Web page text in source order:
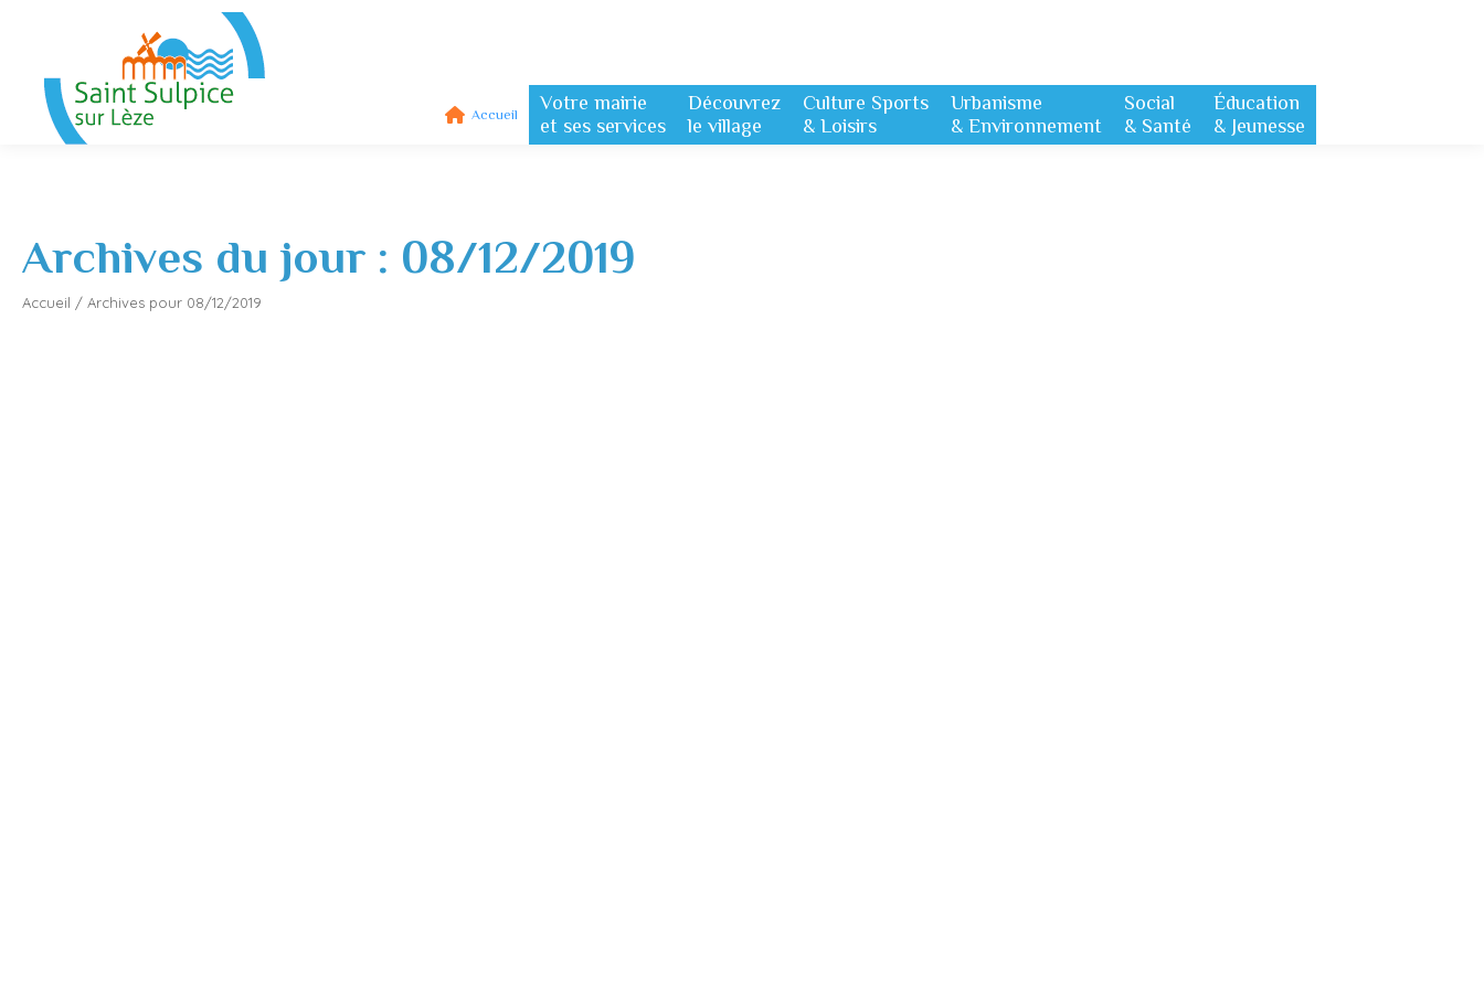
Accueil
Votre mairie
et ses services
Découvrez
le village
Culture Sports
& Loisirs
Urbanisme
& Environnement
Social
& Santé
Éducation
& Jeunesse
Archives du jour : 08/12/2019
Accueil / Archives pour 08/12/2019